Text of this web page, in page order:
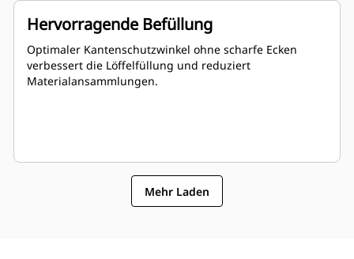
Hervorragende Befüllung
Optimaler Kantenschutzwinkel ohne scharfe Ecken
verbessert die Löffelfüllung und reduziert
Materialansammlungen.
Mehr Laden